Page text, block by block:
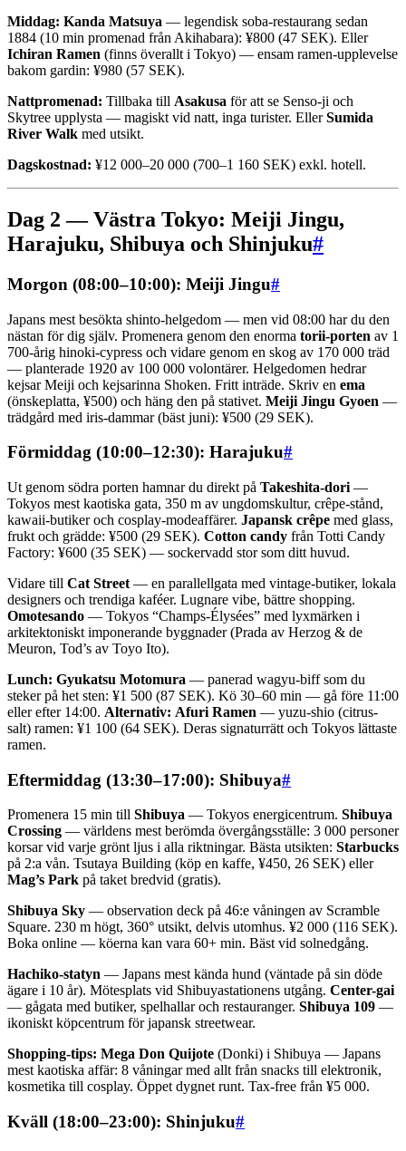
Middag: Kanda Matsuya — legendisk soba-restaurang sedan
1884 (10 min promenad från Akihabara): ¥800 (47 SEK). Eller
Ichiran Ramen (finns överallt i Tokyo) — ensam ramen-upplevelse
bakom gardin: ¥980 (57 SEK).
Nattpromenad: Tillbaka till Asakusa för att se Senso-ji och
Skytree upplysta — magiskt vid natt, inga turister. EllerSumida
River Walk med utsikt.
Dagskostnad: ¥12 000–20 000 (700–1 160 SEK) exkl. hotell.
Dag 2 — Västra Tokyo: Meiji Jingu,
Harajuku, Shibuya och Shinjuku#
Morgon (08:00–10:00): Meiji Jingu#
Japans mest besökta shinto-helgedom — men vid 08:00 har du den
nästan för dig själv. Promenera genom den enorma torii-porten av 1
700-årig hinoki-cypress och vidare genom en skog av 170 000 träd
— planterade 1920 av 100 000 volontärer. Helgedomen hedrar
kejsar Meiji och kejsarinna Shoken. Fritt inträde. Skriv en ema
(önskeplatta, ¥500) och häng den på stativet. Meiji Jingu Gyoen —
trädgård med iris-dammar (bäst juni): ¥500 (29 SEK).
Förmiddag (10:00–12:30): Harajuku#
Ut genom södra porten hamnar du direkt på Takeshita-dori —
Tokyos mest kaotiska gata, 350 m av ungdomskultur, crêpe-stånd,
kawaii-butiker och cosplay-modeaffärer. Japansk crêpe med glass,
frukt och grädde: ¥500 (29 SEK). Cotton candy från Totti Candy
Factory: ¥600 (35 SEK) — sockervadd stor som ditt huvud.
Vidare till Cat Street — en parallellgata med vintage-butiker, lokala
designers och trendiga kaféer. Lugnare vibe, bättre shopping.
Omotesando — Tokyos “Champs-Élysées” med lyxmärken i
arkitektoniskt imponerande byggnader (Prada av Herzog & de
Meuron, Tod’s av Toyo Ito).
Lunch: Gyukatsu Motomura — panerad wagyu-biff som du
steker på het sten: ¥1 500 (87 SEK). Kö 30–60 min — gå före 11:00
eller efter 14:00. Alternativ: Afuri Ramen — yuzu-shio (citrus-
salt) ramen: ¥1 100 (64 SEK). Deras signaturrätt och Tokyos lättaste
ramen.
Eftermiddag (13:30–17:00): Shibuya#
Promenera 15 min till Shibuya — Tokyos energicentrum. Shibuya
Crossing — världens mest berömda övergångsställe: 3 000 personer
korsar vid varje grönt ljus i alla riktningar. Bästa utsikten: Starbucks
på 2:a vån. Tsutaya Building (köp en kaffe, ¥450, 26 SEK) eller
Mag’s Park på taket bredvid (gratis).
Shibuya Sky — observation deck på 46:e våningen av Scramble
Square. 230 m högt, 360° utsikt, delvis utomhus. ¥2 000 (116 SEK).
Boka online — köerna kan vara 60+ min. Bäst vid solnedgång.
Hachiko-statyn — Japans mest kända hund (väntade på sin döde
ägare i 10 år). Mötesplats vid Shibuyastationens utgång. Center-gai
— gågata med butiker, spelhallar och restauranger. Shibuya 109 —
ikoniskt köpcentrum för japansk streetwear.
Shopping-tips: Mega Don Quijote (Donki) i Shibuya — Japans
mest kaotiska affär: 8 våningar med allt från snacks till elektronik,
kosmetika till cosplay. Öppet dygnet runt. Tax-free från ¥5 000.
Kväll (18:00–23:00): Shinjuku#